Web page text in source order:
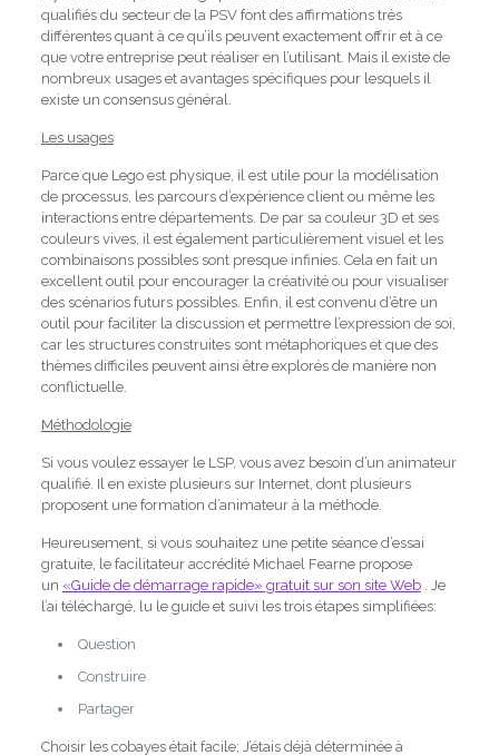
qualifiés du secteur de la PSV font des affirmations très
différentes quant à ce qu’ils peuvent exactement offrir et à ce
que votre entreprise peut réaliser en l’utilisant. Mais il existe de
nombreux usages et avantages spécifiques pour lesquels il
existe un consensus général.
Les usages
Parce que Lego est physique, il est utile pour la modélisation
de processus, les parcours d’expérience client ou même les
interactions entre départements. De par sa couleur 3D et ses
couleurs vives, il est également particulièrement visuel et les
combinaisons possibles sont presque infinies. Cela en fait un
excellent outil pour encourager la créativité ou pour visualiser
des scénarios futurs possibles. Enfin, il est convenu d’être un
outil pour faciliter la discussion et permettre l’expression de soi,
car les structures construites sont métaphoriques et que des
thèmes difficiles peuvent ainsi être explorés de manière non
conflictuelle.
Méthodologie
Si vous voulez essayer le LSP, vous avez besoin d’un animateur
qualifié. Il en existe plusieurs sur Internet, dont plusieurs
proposent une formation d’animateur à la méthode.
Heureusement, si vous souhaitez une petite séance d’essai
gratuite, le facilitateur accrédité Michael Fearne propose
un «Guide de démarrage rapide» gratuit sur son site Web. Je
l’ai téléchargé, lu le guide et suivi les trois étapes simplifiées:
Question
Construire
Partager
Choisir les cobayes était facile; J’étais déjà déterminée à